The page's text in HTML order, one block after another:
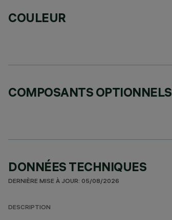
COULEUR
COMPOSANTS OPTIONNELS
DONNÉES TECHNIQUES
DERNIÈRE MISE À JOUR: 05/08/2026
DESCRIPTION